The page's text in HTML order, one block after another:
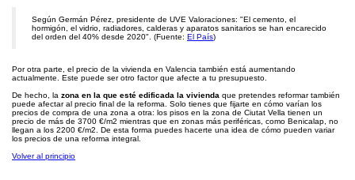
Según Germán Pérez, presidente de UVE Valoraciones: "El cemento, el
hormigón, el vidrio, radiadores, calderas y aparatos sanitarios se han encarecido
del orden del 40% desde 2020". (Fuente: El País)
Por otra parte, el precio de la vivienda en Valencia también está aumentando
actualmente. Este puede ser otro factor que afecte a tu presupuesto.
De hecho, la zona en la que esté edificada la vivienda que pretendes reformar también
puede afectar al precio final de la reforma. Solo tienes que fijarte en cómo varían los
precios de compra de una zona a otra: los pisos en la zona de Ciutat Vella tienen un
precio de más de 3700 €/m2 mientras que en zonas más periféricas, como Benicalap, no
llegan a los 2200 €/m2. De esta forma puedes hacerte una idea de cómo pueden variar
los precios de una reforma integral.
Volver al principio